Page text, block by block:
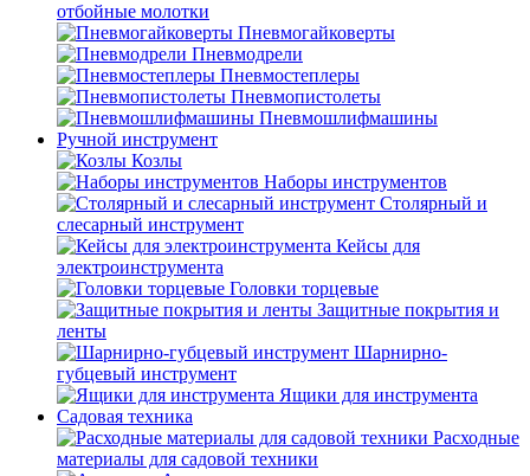
отбойные молотки
Пневмогайковерты
Пневмодрели
Пневмостеплеры
Пневмопистолеты
Пневмошлифмашины
Ручной инструмент
Козлы
Наборы инструментов
Столярный и
слесарный инструмент
Кейсы для
электроинструмента
Головки торцевые
Защитные покрытия и
ленты
Шарнирно-
губцевый инструмент
Ящики для инструмента
Садовая техника
Расходные
материалы для садовой техники